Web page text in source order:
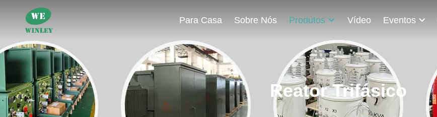
Para Casa Sobre Nós Produtos Vídeo Eventos
Reator Trifásico